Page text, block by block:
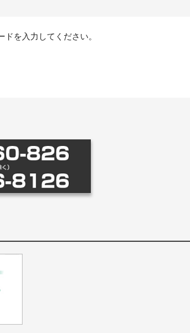
を入力してください。